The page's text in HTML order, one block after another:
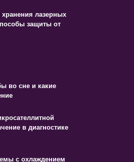
хранения лазерных
защиты от
во сне и какие
в диагностике
с охлаждением